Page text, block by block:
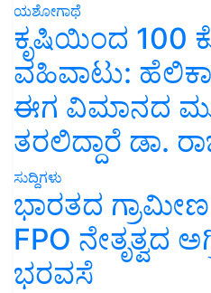
ಯಶೋಗಾಥೆ
ಕೃಷಿಯಿಂದ 100
ವಹಿವಾಟು:
ಈಗ ವಿಮಾನದ
ತರಲಿದ್ದಾರೆ ಡಾ.
ಸುದ್ದಿಗಳು
ಭಾರತದ
FPO ನೇತೃತ್ವದ
ಭರವಸೆ